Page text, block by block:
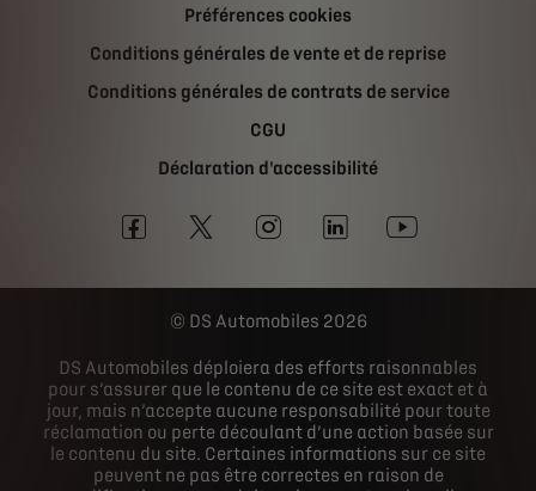
Préférences cookies
Conditions générales de vente et de reprise
Conditions générales de contrats de service
CGU
Déclaration d'accessibilité
DS Automobiles 2026
DS Automobiles déploiera des efforts raisonnables
pour s’assurer que le contenu de ce site est exact et à
jour, mais n’accepte aucune responsabilité pour toute
réclamation ou perte découlant d’une action basée sur
le contenu du site. Certaines informations sur ce site
peuvent ne pas être correctes en raison de